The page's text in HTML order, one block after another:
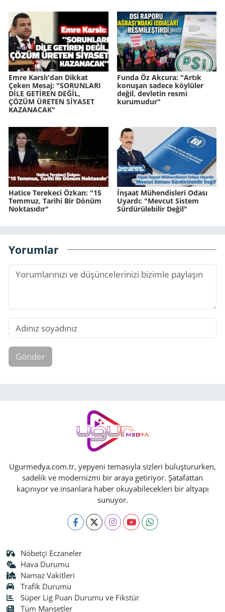
Emre Karslı'dan Dikkat
Çeken Mesaj: "SORUNLARI
DİLE GETİREN DEĞİL,
ÇÖZÜM ÜRETEN SİYASET
KAZANACAK"
Funda Öz Akcura: "Artık
konuşan sadece köylüler
değil, devletin resmi
kurumudur"
Hatice Terekeci Özkan: "15
Temmuz, Tarihi Bir Dönüm
Noktasıdır"
İnşaat Mühendisleri Odası
Uyardı: "Mevcut Sistem
Sürdürülebilir Değil"
Yorumlar
Gönder
Ugurmedya.com.tr, yepyeni temasıyla sizleri buluştururken,
sadelik ve modernizmi bir araya getiriyor. Şatafattan
kaçınıyor ve insanlara haber okuyabilecekleri bir altyapı
sunuyor.
Nöbetçi Eczaneler
Hava Durumu
Namaz Vakitleri
Trafik Durumu
Süper Lig Puan Durumu ve Fikstür
Tüm Manşetler